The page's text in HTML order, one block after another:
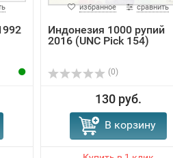
избранное сравнить
Индонезия 1000 рупий
2016 (UNC Pick 154)
(0)
130 руб.
В корзину